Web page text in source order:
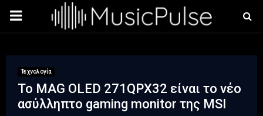
PRIMARY
Τεχνολογία
To MAG OLED 271QPX32 είναι το νέο
ασύλληπτο gaming monitor της MSI